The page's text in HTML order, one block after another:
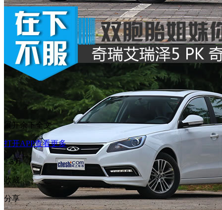
展开余下全文
打开APP查看更多
2.5万
收藏
分享